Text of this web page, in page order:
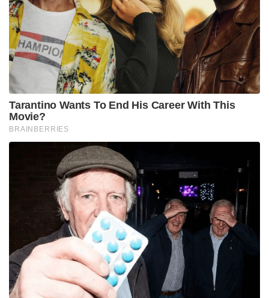
ഉറപ്പിക്കാം.
Tags: Asia Cup 2025 bcci indian cricket